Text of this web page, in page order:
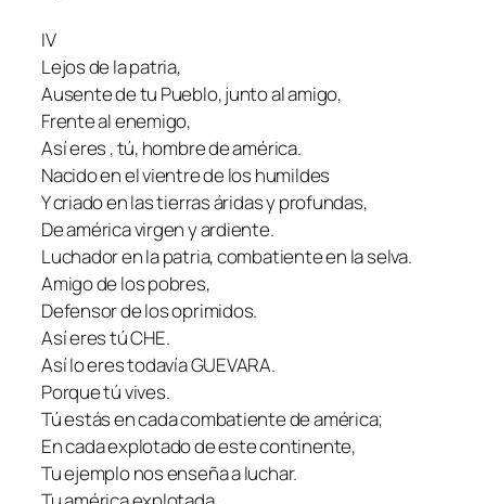
IV
Lejos de la patria,
Ausente de tu Pueblo, junto al amigo,
Frente al enemigo,
Así eres , tú, hombre de américa.
Nacido en el vientre de los humildes
Y criado en las tierras áridas y profundas,
De américa virgen y ardiente.
Luchador en la patria, combatiente en la selva.
Amigo de los pobres,
Defensor de los oprimidos.
Así eres tú CHE.
Así lo eres todavía GUEVARA.
Porque tú vives.
Tú estás en cada combatiente de américa;
En cada explotado de este continente,
Tu ejemplo nos enseña a luchar.